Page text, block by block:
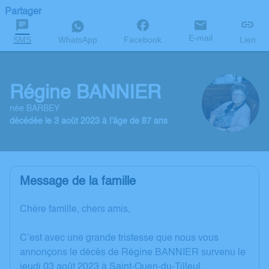
Partager
SMS WhatsApp Facebook E-mail Lien
Régine BANNIER
née BARBEY
décédée le 3 août 2023 à l'âge de 87 ans
Message de la famille
Chère famille, chers amis,
C’est avec une grande tristesse que nous vous
annonçons le décès de Régine BANNIER survenu le